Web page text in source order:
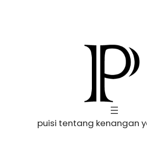
puisi tentang kenangan